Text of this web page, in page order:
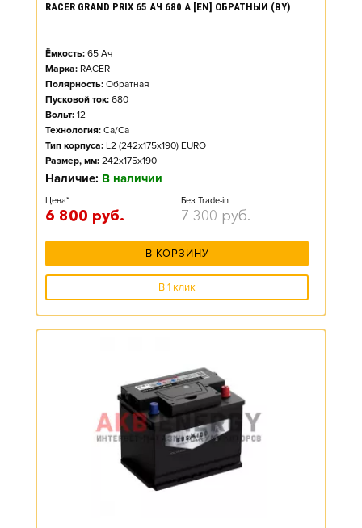
RACER GRAND PRIX 65 АЧ 680 А [EN] ОБРАТНЫЙ (BY)
Ёмкость: 65 Ач
Марка: RACER
Полярность: Обратная
Пусковой ток: 680
Вольт: 12
Технология: Ca/Ca
Тип корпуса: L2 (242x175x190) EURO
Размер, мм: 242x175x190
Наличие: В наличии
Цена*
6 800 руб.
Без Trade-in
7 300 руб.
В КОРЗИНУ
В 1 клик